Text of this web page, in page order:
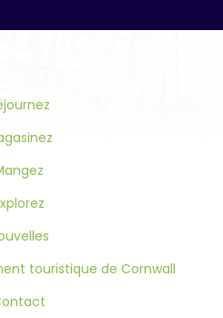
touristique de Cornwall